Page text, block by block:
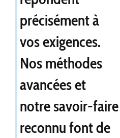
précisément à
vos exigences.
Nos méthodes
avancées et
notre savoir-faire
reconnu font de